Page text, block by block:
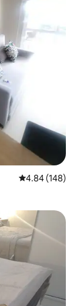
คะแนนเฉลี่ย
4.84 (148)